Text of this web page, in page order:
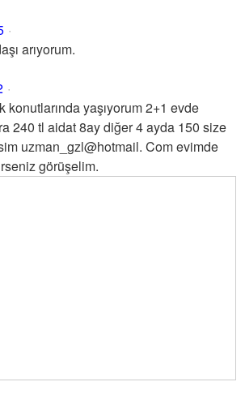
arıyorum.
konutlarında yaşıyorum 2+1 evde
240 tl aidat 8ay diğer 4 ayda 150 size
uzman_gzl@hotmail. Com evimde
görüşelim.